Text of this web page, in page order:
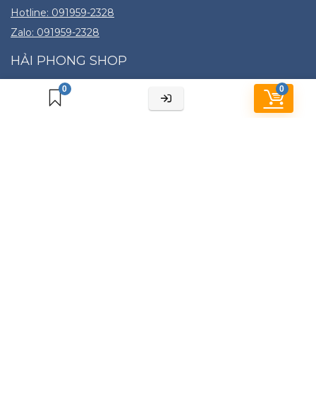
0 0
Hotline: 091959-2328
Zalo: 091959-2328
HẢI PHONG SHOP
Cửa hàng